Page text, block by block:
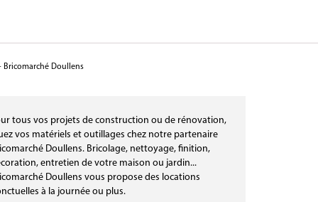
Bricomarché Doullens
tous vos projets de construction ou de rénovation,
vos matériels et outillages chez notre partenaire
Doullens. Bricolage, nettoyage, finition,
entretien de votre maison ou jardin...
Doullens vous propose des locations
à la journée ou plus.